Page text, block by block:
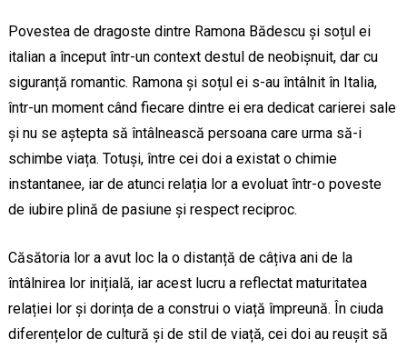
Povestea de dragoste dintre Ramona Bădescu și soțul ei
italian a început într-un context destul de neobișnuit, dar cu
siguranță romantic. Ramona și soțul ei s-au întâlnit în Italia,
într-un moment când fiecare dintre ei era dedicat carierei sale
și nu se aștepta să întâlnească persoana care urma să-i
schimbe viața. Totuși, între cei doi a existat o chimie
instantanee, iar de atunci relația lor a evoluat într-o poveste
de iubire plină de pasiune și respect reciproc.
Căsătoria lor a avut loc la o distanță de câțiva ani de la
întâlnirea lor inițială, iar acest lucru a reflectat maturitatea
relației lor și dorința de a construi o viață împreună. În ciuda
diferențelor de cultură și de stil de viață, cei doi au reușit să